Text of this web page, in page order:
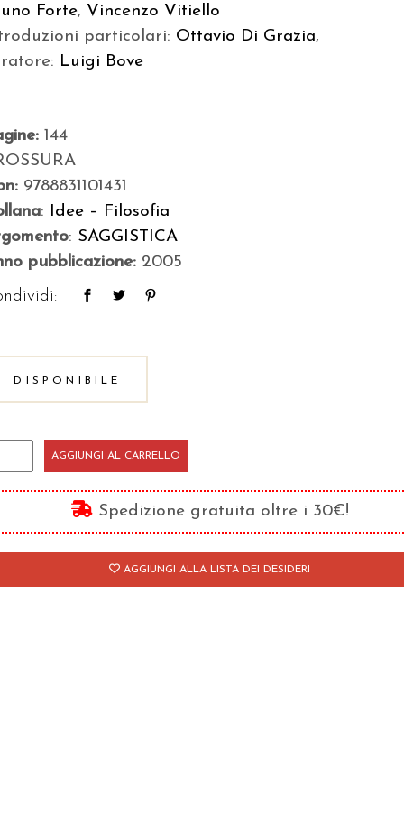
Forte, Vincenzo Vitiello
particolari: Ottavio Di Grazia,
Luigi Bove
144
9788831101431
: Idee – Filosofia
: SAGGISTICA
pubblicazione: 2005
DISPONIBILE
AGGIUNGI AL CARRELLO
Spedizione gratuita oltre i 30€!
AGGIUNGI ALLA LISTA DEI DESIDERI